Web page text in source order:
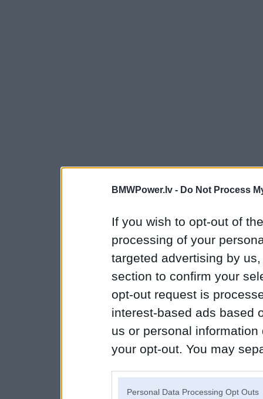
BMWPower.lv - Do Not Process
If you wish to opt-out of
processing of your
targeted advertising by
section to confirm your
opt-out request is
interest-based ads based
us or personal
your opt-out. You may
Personal Data Processing Opt Outs